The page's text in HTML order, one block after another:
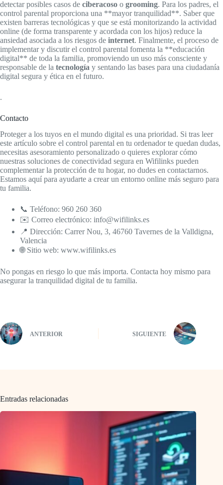
detectar posibles casos de ciberacoso o grooming. Para los padres, el
control parental proporciona una **mayor tranquilidad**. Saber que
existen barreras tecnológicas y que se está monitorizando la actividad
online (de forma transparente y acordada con los hijos) reduce la
ansiedad asociada a los riesgos de internet. Finalmente, el proceso de
implementar y discutir el control parental fomenta la **educación
digital** de toda la familia, promoviendo un uso más consciente y
responsable de la tecnología y sentando las bases para una ciudadanía
digital segura y ética en el futuro.
.
Contacto
Proteger a los tuyos en el mundo digital es una prioridad. Si tras leer
este artículo sobre el control parental en tu ordenador te quedan dudas,
necesitas asesoramiento personalizado o quieres explorar cómo
nuestras soluciones de conectividad segura en Wifilinks pueden
complementar la protección de tu hogar, no dudes en contactarnos.
Estamos aquí para ayudarte a crear un entorno online más seguro para
tu familia.
📞 Teléfono: 960 260 360
✉️ Correo electrónico: info@wifilinks.es
📍 Dirección: Carrer Nou, 3, 46760 Tavernes de la Valldigna,
Valencia
🌐 Sitio web: www.wifilinks.es
No pongas en riesgo lo que más importa. Contacta hoy mismo para
asegurar la tranquilidad digital de tu familia.
ANTERIOR SIGUIENTE
Entradas relacionadas